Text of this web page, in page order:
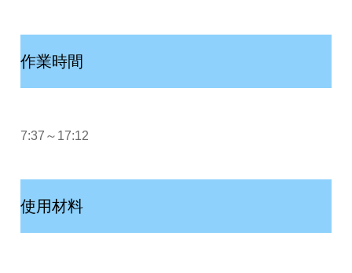
作業時間
7:37～17:12
使用材料